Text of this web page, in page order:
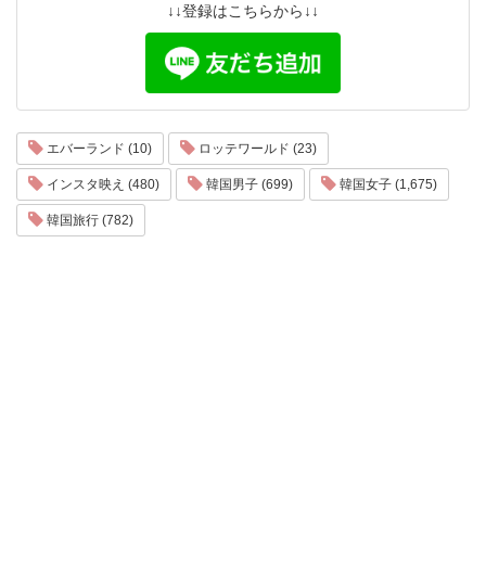
↓↓登録はこちらから↓↓
エバーランド (10) ロッテワールド (23)
インスタ映え (480) 韓国男子 (699) 韓国女子 (1,675)
韓国旅行 (782)